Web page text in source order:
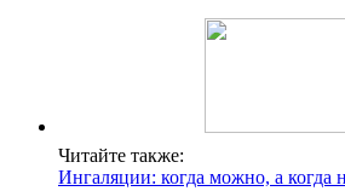
Читайте также:
Ингаляции: когда можно, а когда